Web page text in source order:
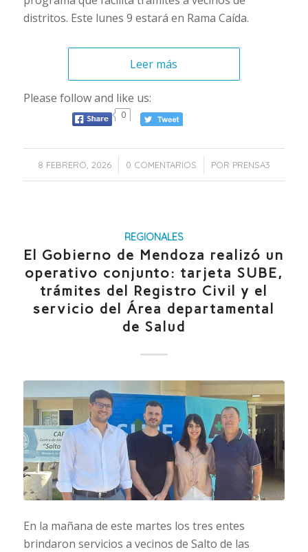
distritos. Este lunes 9 estará en Rama Caída.
Leer más
Please follow and like us:
0
8 FEBRERO, 2026
/ 0 COMENTARIOS
/ POR PRENSA3
REGIONALES
El Gobierno de Mendoza realizó un
operativo conjunto: tarjeta SUBE,
trámites del Registro Civil y el
servicio del Área departamental
de Salud
En la mañana de este martes los tres entes
brindaron servicios a vecinos de Salto de las